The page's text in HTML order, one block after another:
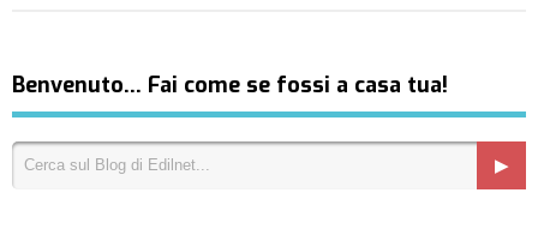
Benvenuto… Fai come se fossi a casa tua!